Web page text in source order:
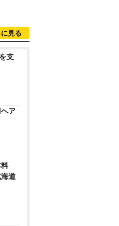
見る
支
ア
道